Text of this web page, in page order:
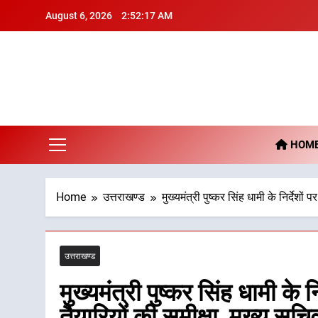
August 6, 2026 2:52:18 AM
Home उत्तराखण्ड मुख्यमंत्री पुष्कर सिंह धामी के निर्देशों
उत्तराखण्ड
मुख्यमंत्री पुष्कर सिंह धामी के